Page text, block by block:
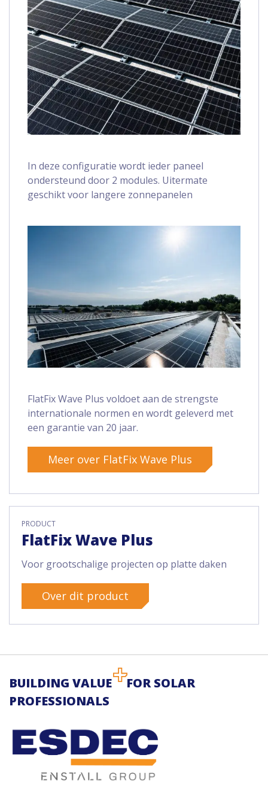
In deze configuratie wordt ieder paneel
ondersteund door 2 modules. Uitermate
geschikt voor langere zonnepanelen
FlatFix Wave Plus voldoet aan de strengste
internationale normen en wordt geleverd met
een garantie van 20 jaar.
Meer over FlatFix Wave Plus
PRODUCT
FlatFix Wave Plus
Voor grootschalige projecten op platte daken
Over dit product
BUILDING VALUE
FOR SOLAR
PROFESSIONALS